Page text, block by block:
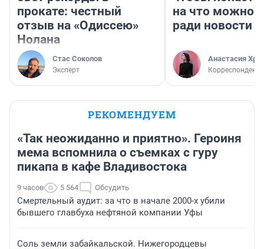
прокате: честный
отзыв на «Одиссею»
Нолана
Стас Соколов
Эксперт
на что можно
ради новости
Анастасия
Корреспондент
РЕКОМЕНДУЕМ
«Так неожиданно и приятно». Героиня
мема вспомнила о съемках с гуру
пикапа в кафе Владивостока
9 часов 5 564 Обсудить
Смертельный аудит: за что в начале 2000-х убили
бывшего главбуха нефтяной компании Уфы
Соль земли забайкальской. Нижегородцевы